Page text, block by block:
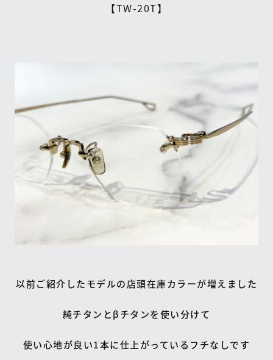
【TW-20T】
以前ご紹介したモデルの店頭在庫カラーが増えました
純チタンとβチタンを使い分けて
使い心地が良い1本に仕上がっているフチなしです